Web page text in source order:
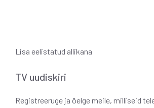
Lisa eelistatud allikana
TV uudiskiri
Registreeruge ja öelge meile, milliseid